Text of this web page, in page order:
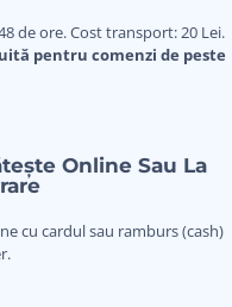
de ore. Cost transport: 20 Lei.
pentru comenzi de peste
Online Sau La
cu cardul sau ramburs (cash)